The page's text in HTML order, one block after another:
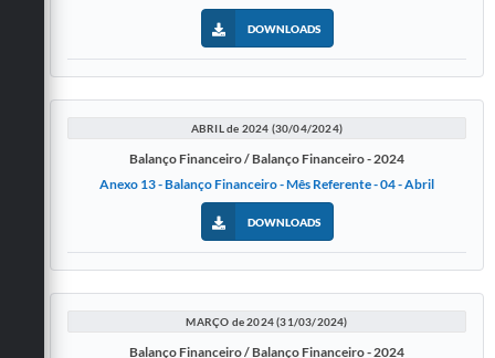
DOWNLOADS
ABRIL de 2024 (30/04/2024)
Balanço Financeiro / Balanço Financeiro - 2024
Anexo 13 - Balanço Financeiro - Mês Referente - 04 - Abril
DOWNLOADS
MARÇO de 2024 (31/03/2024)
Balanço Financeiro / Balanço Financeiro - 2024